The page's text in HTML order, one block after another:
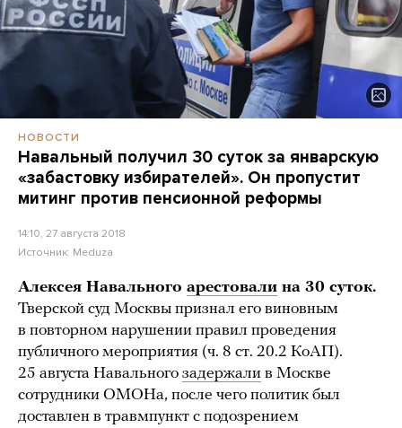
НОВОСТИ
Навальный получил 30 суток за январскую
«забастовку избирателей». Он пропустит
митинг против пенсионной реформы
14:10, 27 августа 2018
Источник: Meduza
Алексея Навального арестовали на 30 суток.
Тверской суд Москвы признал его виновным
в повторном нарушении правил проведения
публичного мероприятия (ч. 8 ст. 20.2 КоАП).
25 августа Навального задержали в Москве
сотрудники ОМОНа, после чего политик был
доставлен в травмпункт с подозрением